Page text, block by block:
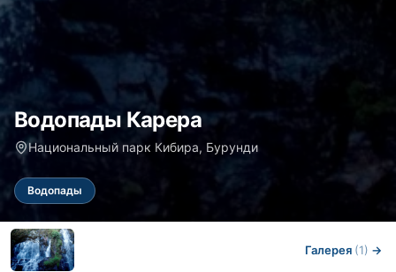
Водопады Карера
Национальный парк Кибира, Бурунди
Водопады
Галерея (1) →